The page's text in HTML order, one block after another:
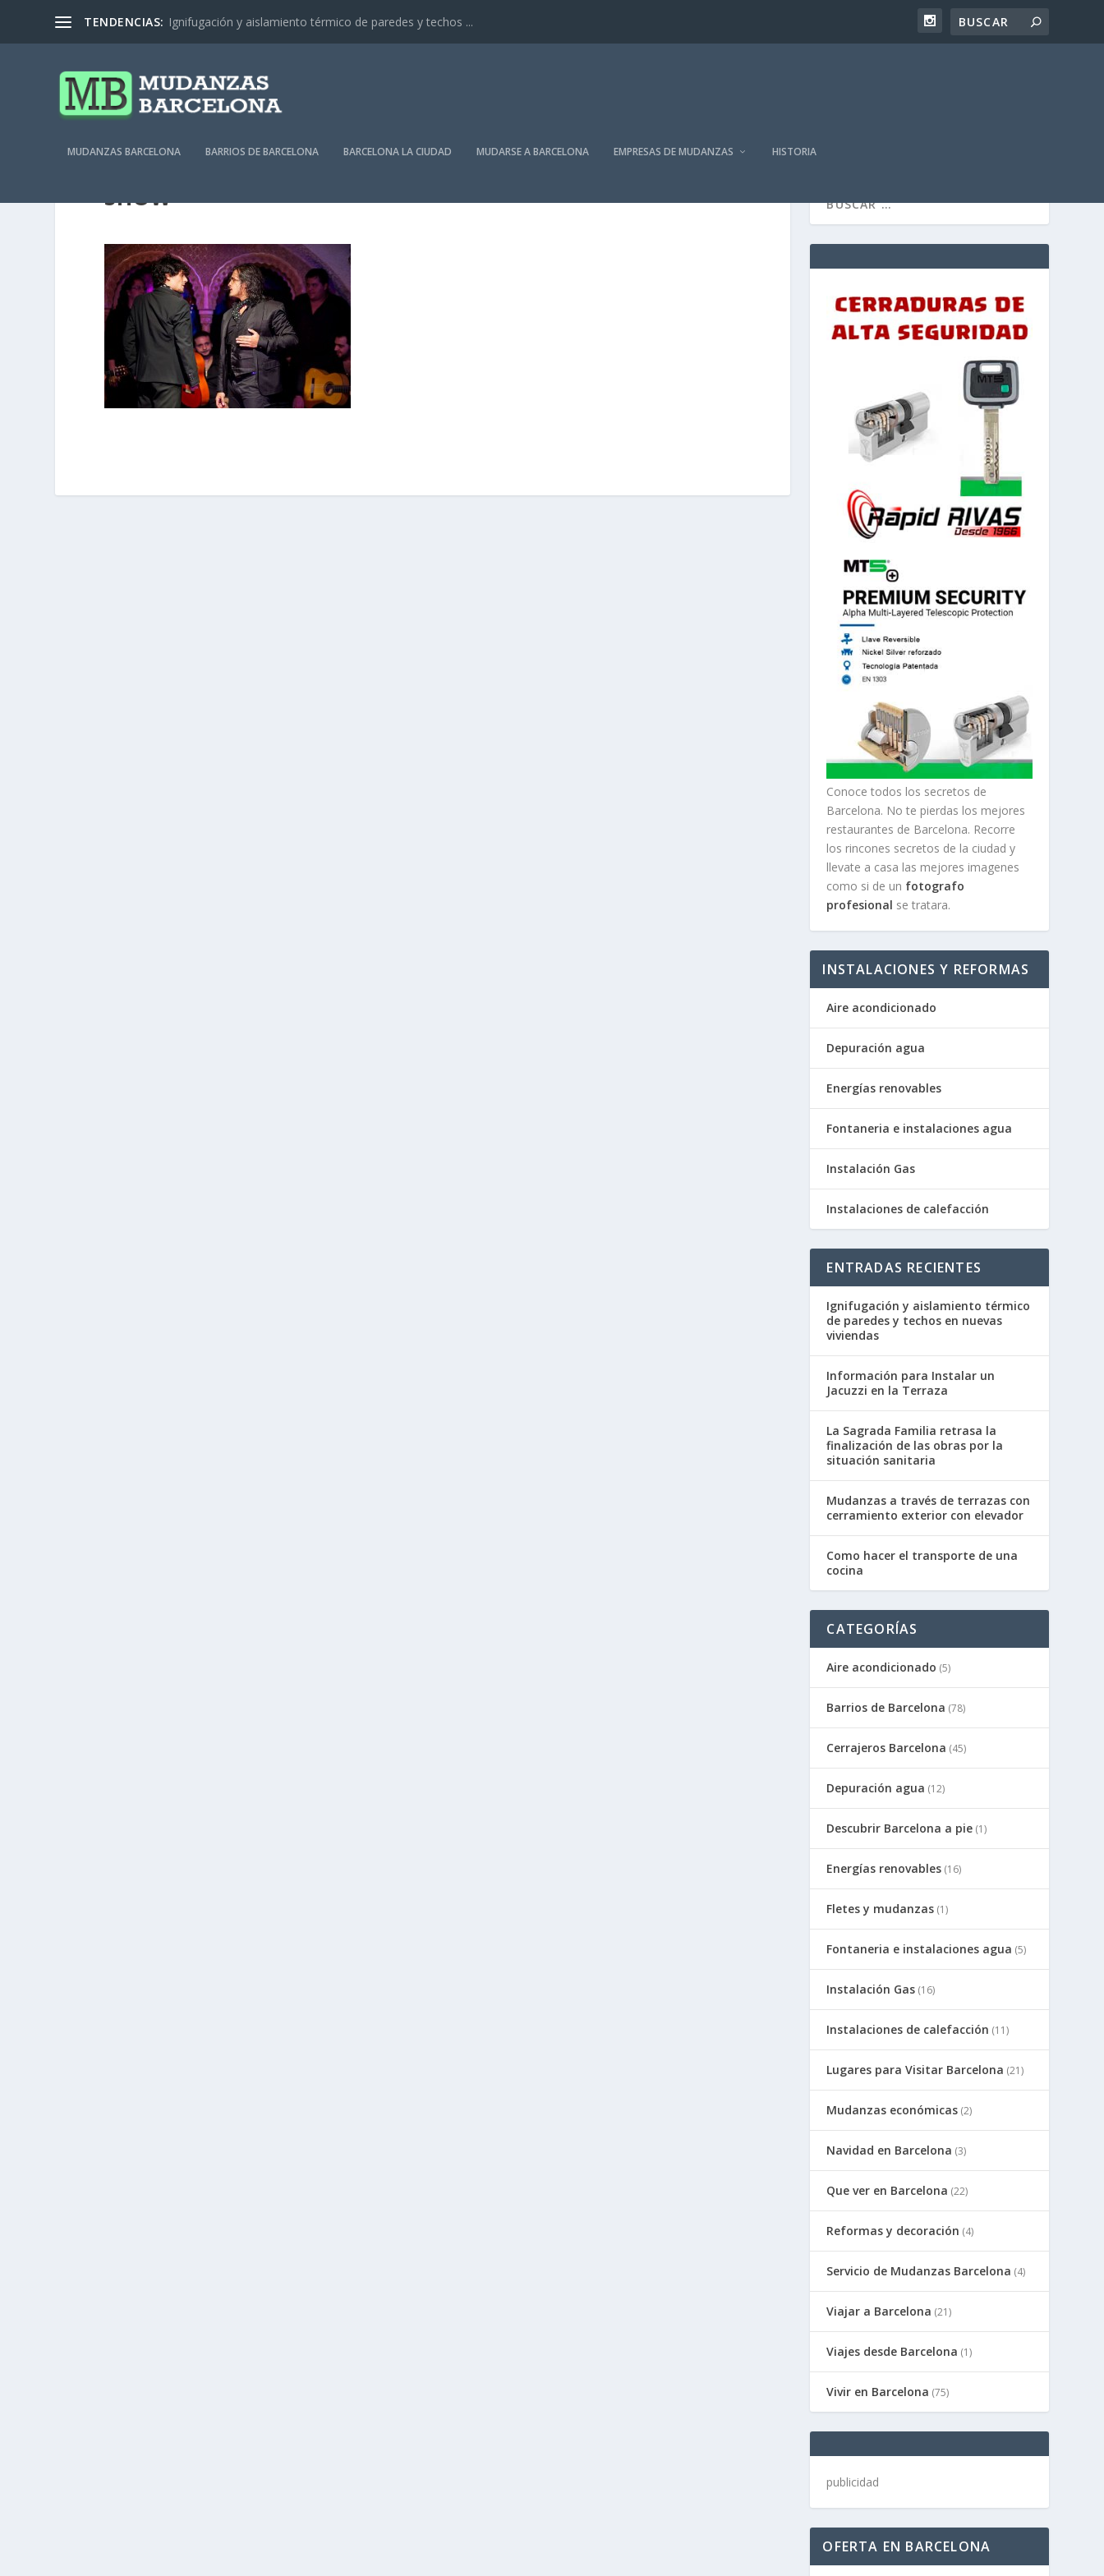
TENDENCIAS: Ignifugación y aislamiento térmico de paredes y techos ...
MUDANZAS BARCELONA BARRIOS DE BARCELONA BARCELONA LA CIUDAD MUDARSE A BARCELONA EMPRESAS DE MUDANZAS HISTORIA
SHOW
Conoce todos los secretos de
Barcelona. No te pierdas los mejores
restaurantes de Barcelona. Recorre
los rincones secretos de la ciudad y
llevate a casa las mejores imagenes
como si de un fotografo
profesional se tratara.
INSTALACIONES Y REFORMAS
Aire acondicionado
Depuración agua
Energías renovables
Fontaneria e instalaciones agua
Instalación Gas
Instalaciones de calefacción
ENTRADAS RECIENTES
Ignifugación y aislamiento térmico
de paredes y techos en nuevas
viviendas
Información para Instalar un
Jacuzzi en la Terraza
La Sagrada Familia retrasa la
finalización de las obras por la
situación sanitaria
Mudanzas a través de terrazas con
cerramiento exterior con elevador
Como hacer el transporte de una
cocina
CATEGORÍAS
Aire acondicionado (5)
Barrios de Barcelona (78)
Cerrajeros Barcelona (45)
Depuración agua (12)
Descubrir Barcelona a pie (1)
Energías renovables (16)
Fletes y mudanzas (1)
Fontaneria e instalaciones agua (5)
Instalación Gas (16)
Instalaciones de calefacción (11)
Lugares para Visitar Barcelona (21)
Mudanzas económicas (2)
Navidad en Barcelona (3)
Que ver en Barcelona (22)
Reformas y decoración (4)
Servicio de Mudanzas Barcelona (4)
Viajar a Barcelona (21)
Viajes desde Barcelona (1)
Vivir en Barcelona (75)
publicidad
OFERTA EN BARCELONA